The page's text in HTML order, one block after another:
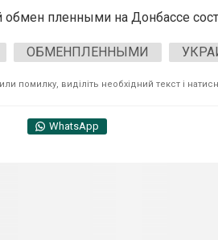
пленными на Донбассе
ОБМЕНПЛЕННЫМИ
помилку, виділіть необхідний текст і
WhatsApp